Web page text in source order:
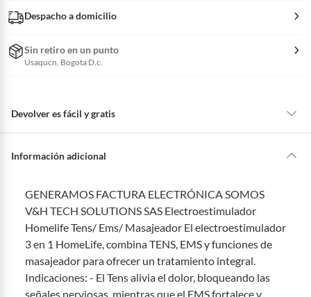
Despacho a domicilio
Sin retiro en un punto
Usaqucn, Bogota D.c.
Devolver es fácil y gratis
en todo momento. Por eso, como clientes cuentas con garantías y
De conformidad con lo establecido en el artículo 47 de la Ley 1480 de
2011 en armonía con el artículo 3 de la Ley 2439 de 2024, el término
para que el cliente ejerza su derecho de retracto será de cinco (5) días
hábiles contados a partir de la recepción del producto, adicional el
en su caja original, con los sellos y sin uso.
Tienes 30 días calendario
desde que recibes el producto para
Información adicional
GENERAMOS FACTURA ELECTRÓNICA SOMOS
V&H TECH SOLUTIONS SAS Electroestimulador
Homelife Tens/ Ems/ Masajeador El electroestimulador
3 en 1 HomeLife, combina TENS, EMS y funciones de
masajeador para ofrecer un tratamiento integral.
Indicaciones: - El Tens alivia el dolor, bloqueando las
señales nerviosas, mientras que el EMS fortalece y